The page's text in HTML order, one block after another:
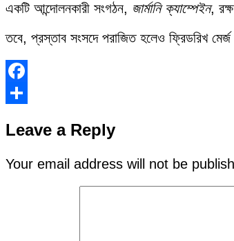
একটি আন্দোলনকারী সংগঠন, জার্মানি ক্যাম্পেইন,
তবে, প্রস্তাব সংসদে পরাজিত হলেও ফ্রিডরিখ
Facebook
Leave a Reply
Your email address will not be